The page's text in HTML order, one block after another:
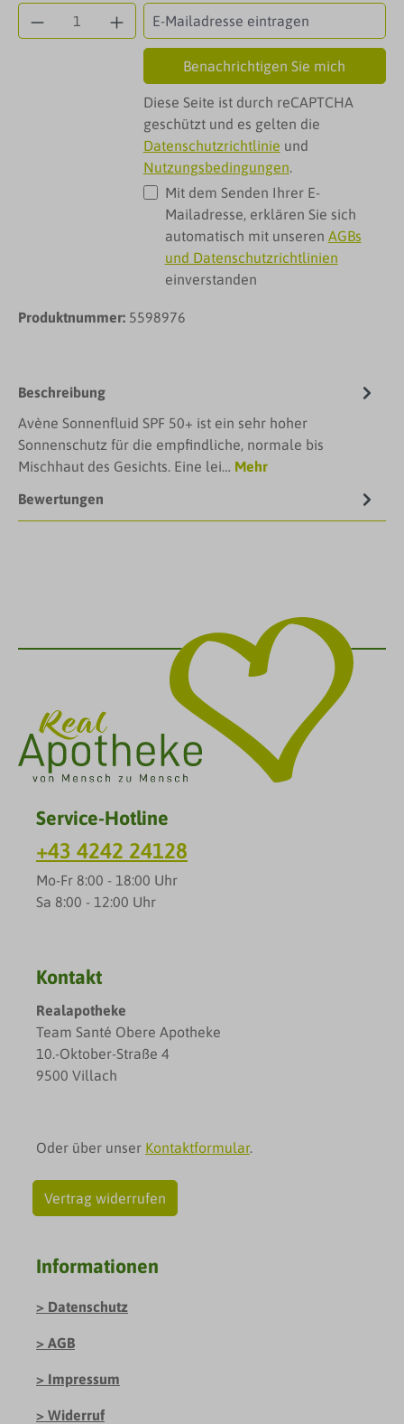
Benachrichtigen Sie mich
Diese Seite ist durch reCAPTCHA
geschützt und es gelten die
Datenschutzrichtlinie und
Nutzungsbedingungen.
Mit dem Senden Ihrer E-
Mailadresse, erklären Sie sich
automatisch mit unseren AGBs
und Datenschutzrichtlinien
einverstanden
Produktnummer: 5598976
Beschreibung
Avène Sonnenfluid SPF 50+ ist ein sehr hoher
Sonnenschutz für die empfindliche, normale bis
Mischhaut des Gesichts. Eine lei… Mehr
Bewertungen
Service-Hotline
+43 4242 24128
Mo-Fr 8:00 - 18:00 Uhr
Sa 8:00 - 12:00 Uhr
Kontakt
Realapotheke
Team Santé Obere Apotheke
10.-Oktober-Straße 4
9500 Villach
Oder über unser Kontaktformular.
Vertrag widerrufen
Informationen
Datenschutz
AGB
Impressum
Widerruf